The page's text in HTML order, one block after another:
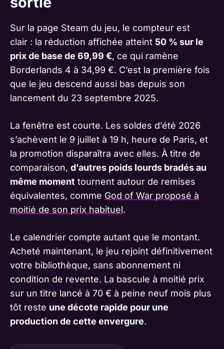
Sur la page Steam du jeu, le compteur est
clair : la réduction affichée atteint 50 % sur le
prix de base de 69,99 €, ce qui ramène
Borderlands 4 à 34,99 €. C’est la première fois
que le jeu descend aussi bas depuis son
lancement du 23 septembre 2025.
La fenêtre est courte. Les soldes d’été 2026
s’achèvent le 9 juillet à 19 h, heure de Paris, et
la promotion disparaîtra avec elles. À titre de
comparaison, d’autres poids lourds bradés au
même moment tournent autour de remises
équivalentes, comme God of War proposé à
moitié de son prix habituel.
Le calendrier compte autant que le montant.
Acheté maintenant, le jeu rejoint définitivement
votre bibliothèque, sans abonnement ni
condition de revente. La bascule à moitié prix
sur un titre lancé à 70 € à peine neuf mois plus
tôt reste une décote rapide pour une
production de cette envergure.